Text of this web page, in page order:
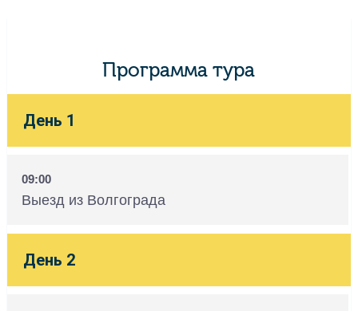
Программа тура
День 1
09:00
Выезд из Волгограда
День 2